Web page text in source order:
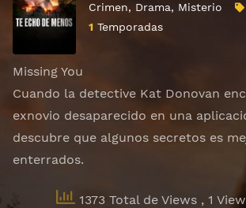
Crimen, Drama, Misterio
1 Temporadas
Missing You
Cuando la detective Kat Donovan
exnovio desaparecido en una
descubre que algunos secretos es
enterrados.
1373 Total de Views , 1